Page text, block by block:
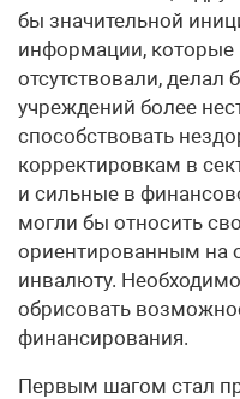
бы значительной
информации, которые
отсутствовали,
учреждений более
способствовать
корректировкам в
и сильные в
могли бы относить
ориентированным на
инвалюту.
обрисовать
финансирования.
Первым шагом стал